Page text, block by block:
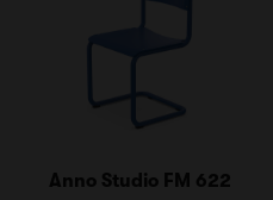
Anno Studio FM 622